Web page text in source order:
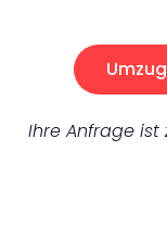
Ihre Anfrage ist